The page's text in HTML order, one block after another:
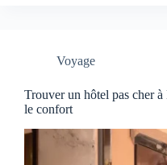
Voyage
Trouver un hôtel pas cher
le confort